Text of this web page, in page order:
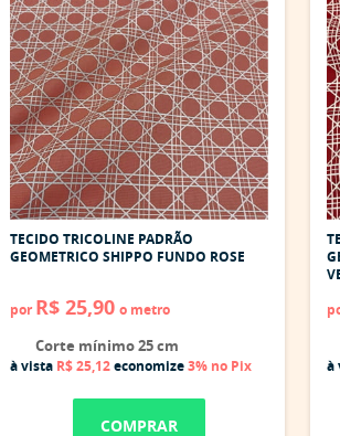
TECIDO TRICOLINE PADRÃO
GEOMETRICO SHIPPO FUNDO ROSE
por R$ 25,90 o metro
Corte mínimo 25 cm
à vista R$ 25,12economize3% no Pix
COMPRAR
à